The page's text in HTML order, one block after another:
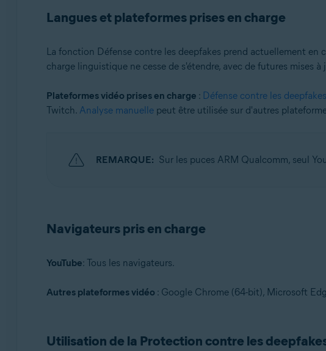
Langues et plateformes prises en charge
La fonction Défense contre les deepfakes prend actuellement en
charge linguistique ne cesse de s'étendre, avec de futures mises
Plateformes vidéo prises en charge : Défense contre les
Twitch. Analyse manuellepeut être utilisée sur d'autres
REMARQUE: Sur les puces ARM Qualcomm, seul
Navigateurs pris en charge
YouTube: Tous les navigateurs.
Autres plateformes vidéo : Google Chrome (64-bit), Microsoft
Utilisation de la Protection contre les